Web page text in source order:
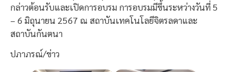
กล่าวต้อนรับและเปิดการอบรม การอบรมมีขึ้นระหว่างวันที่ 5
– 6 มิถุนายน 2567 ณ สถาบันเทคโนโลยีจิตรลดาและ
สถาบันกันตนา
ปภาภรณ์/ข่าว